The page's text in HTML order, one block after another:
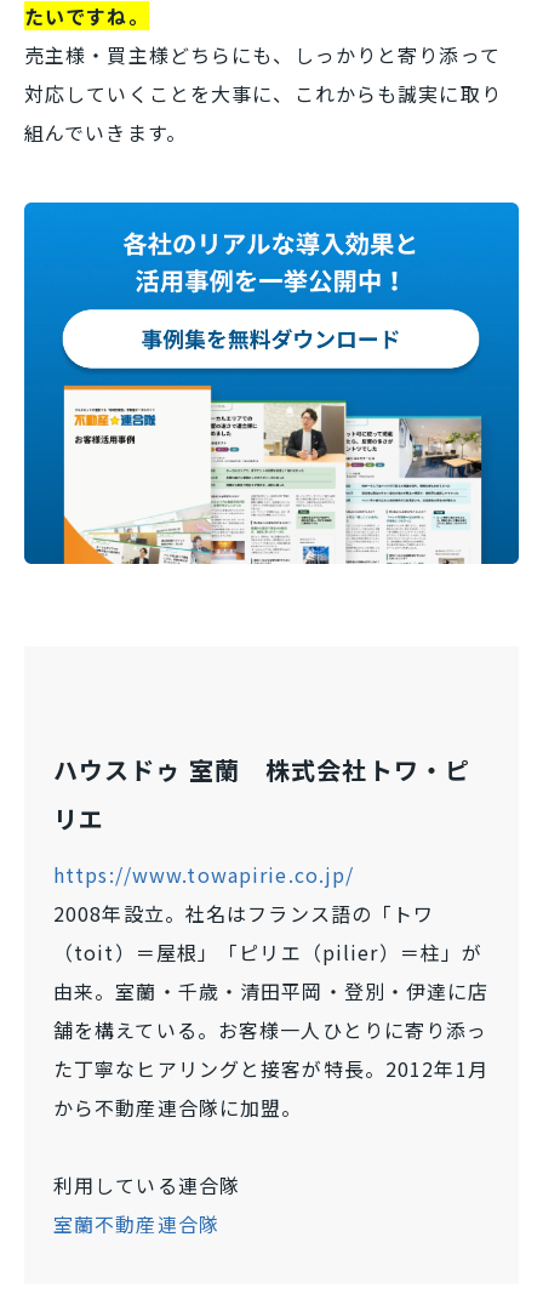
たいですね。
売主様・買主様どちらにも、しっかりと寄り添って
対応していくことを大事に、これからも誠実に取り
組んでいきます。
ハウスドゥ 室蘭 株式会社トワ・ピ
リエ
https://www.towapirie.co.jp/
2008年設立。社名はフランス語の「トワ
（toit）＝屋根」「ピリエ（pilier）＝柱」が
由来。室蘭・千歳・清田平岡・登別・伊達に店
舗を構えている。お客様一人ひとりに寄り添っ
た丁寧なヒアリングと接客が特長。2012年1月
から不動産連合隊に加盟。
利用している連合隊
室蘭不動産連合隊